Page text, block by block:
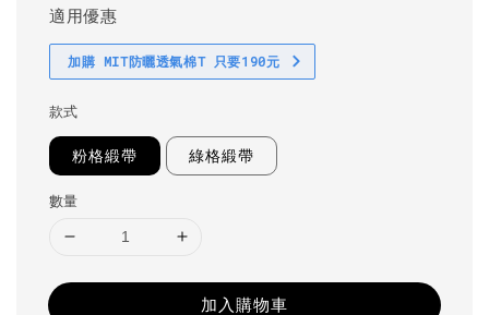
適用優惠
加購 MIT防曬透氣棉T 只要190元
款式
粉格緞帶 綠格緞帶
數量
加入購物車